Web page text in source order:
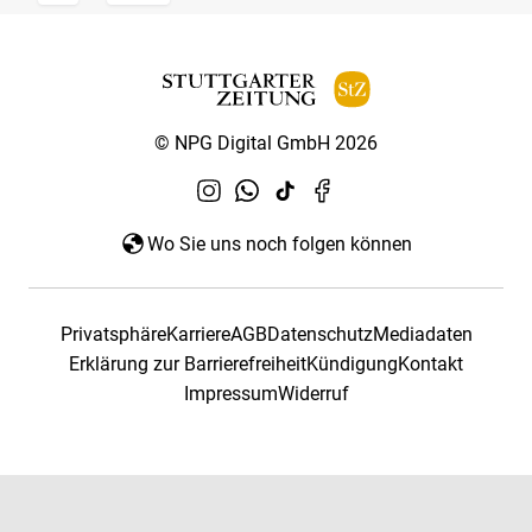
© NPG Digital GmbH 2026
Wo Sie uns noch folgen können
PrivatsphäreKarriereAGBDatenschutzMediadaten
Erklärung zur BarrierefreiheitKündigungKontakt
ImpressumWiderruf